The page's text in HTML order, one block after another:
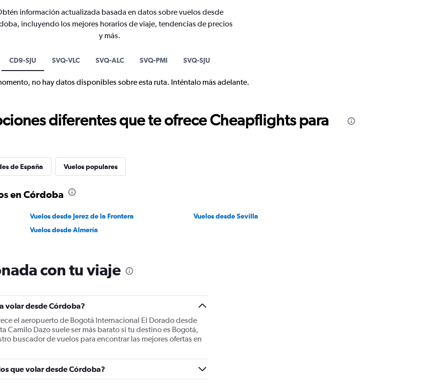
información actualizada basada en datos sobre vuelos desde
incluyendo los mejores horarios de viaje, tendencias de precios
y más.
CD9-SJU SVQ-VLC SVQ-ALC SVQ-PMI SVQ-SJU
no hay datos disponibles sobre esta ruta. Inténtalo más adelante.
diferentes que te ofrece Cheapflights para
de España Vuelos populares
en Córdoba
Vuelos desde Jerez de la Frontera
Vuelos desde Sevilla
Vuelos desde Almería
con tu viaje
volar desde Córdoba?
el aeropuerto de Bogotá Internacional El Dorado desde
Camilo Dazo suele ser más barato si tu destino es Bogotá,
buscador de vuelos para encontrar las mejores ofertas en
que volar desde Córdoba?